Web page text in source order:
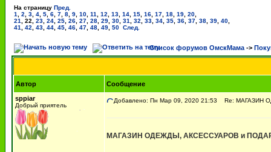
На страницу Пред.
1
2 3 4 5 6 7 8 9 10 11 12 13 14 15 16 17 18 19 20
21
22 23 24 25 26 27 28 29 30 31 32 33 34 35 36 37 38 39 40
41
42 43 44 45 46 47 48 49 50 След.
Список форумов ОмскМама ->
Автор
Сообщение
sppiar
Добрый приятель
Добавлено: Пн Мар 09, 2020 21:53 Re: МАГАЗИН
МАГАЗИН ОДЕЖДЫ, АКСЕССУАРОВ и